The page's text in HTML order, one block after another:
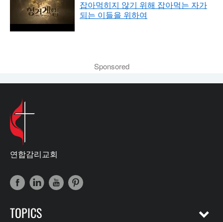
잡아먹히지 않기 위해 잡아먹는 자가
되는 이들을 위하여
Sponsored
연합감리교회
TOPICS